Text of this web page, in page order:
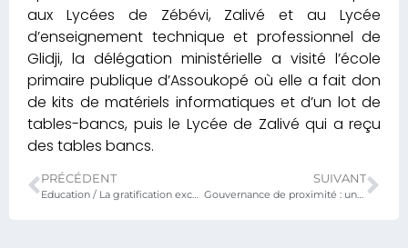
aux Lycées de Zébévi, Zalivé et au Lycée
d’enseignement technique et professionnel de
Glidji, la délégation ministérielle a visité l’école
primaire publique d’Assoukopé où elle a fait don
de kits de matériels informatiques et d’un lot de
tables-bancs, puis le Lycée de Zalivé qui a reçu
des tables bancs.
PRÉCÉDENT
Education / La gratification exceptionnelle désormais consacrée par un mémorandum d’entente
SUIVANT
Gouvernance de proximité : une délégation ministérielle s’entretient avec les enseignants et les élèves